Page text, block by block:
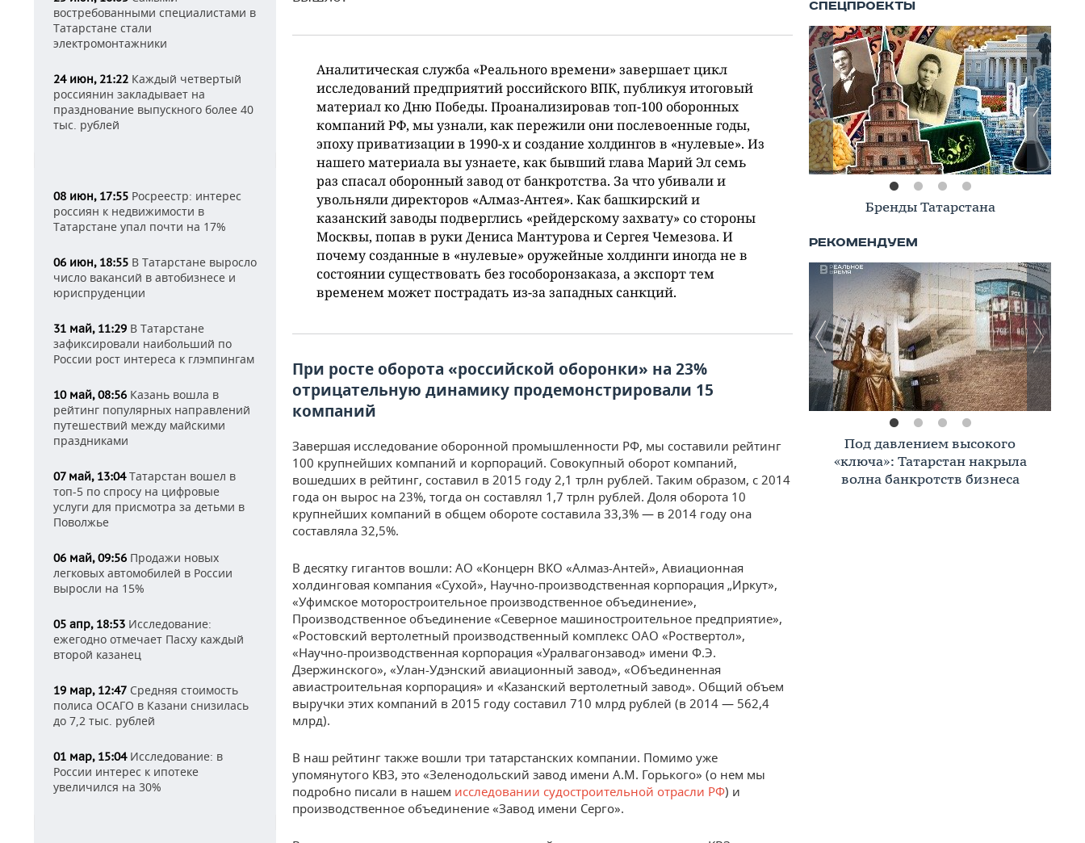
востребованными специалистами в
Татарстане стали
электромонтажники
24 июн, 21:22 Каждый четвертый
россиянин закладывает на
празднование выпускного более 40
тыс. рублей
08 июн, 17:55 Росреестр: интерес
россиян к недвижимости в
Татарстане упал почти на 17%
06 июн, 18:55 В Татарстане выросло
число вакансий в автобизнесе и
юриспруденции
31 май, 11:29 В Татарстане
зафиксировали наибольший по
России рост интереса к глэмпингам
10 май, 08:56 Казань вошла в
рейтинг популярных направлений
путешествий между майскими
праздниками
07 май, 13:04Татарстан вошел в
топ-5 по спросу на цифровые
услуги для присмотра за детьми в
Поволжье
06 май, 09:56 Продажи новых
легковых автомобилей в России
выросли на 15%
05 апр, 18:53 Исследование:
ежегодно отмечает Пасху каждый
второй казанец
19 мар, 12:47 Средняя стоимость
полиса ОСАГО в Казани снизилась
до 7,2 тыс. рублей
01 мар, 15:04Исследование: в
России интерес к ипотеке
увеличился на 30%
Аналитическая служба «Реального времени» завершает цикл
исследований предприятий российского ВПК, публикуя итоговый
материал ко Дню Победы. Проанализировав топ-100 оборонных
компаний РФ, мы узнали, как пережили они послевоенные годы,
эпоху приватизации в 1990-х и создание холдингов в «нулевые». Из
нашего материала вы узнаете, как бывший глава Марий Эл семь
раз спасал оборонный завод от банкротства. За что убивали и
увольняли директоров «Алмаз-Антея». Как башкирский и
казанский заводы подверглись «рейдерскому захвату» со стороны
Москвы, попав в руки Дениса Мантурова и Сергея Чемезова. И
почему созданные в «нулевые» оружейные холдинги иногда не в
состоянии существовать без гособоронзаказа, а экспорт тем
временем может пострадать из-за западных санкций.
При росте оборота «российской оборонки» на 23%
отрицательную динамику продемонстрировали 15
компаний
Завершая исследование оборонной промышленности РФ, мы составили рейтинг
100 крупнейших компаний и корпораций. Совокупный оборот компаний,
вошедших в рейтинг, составил в 2015 году 2,1 трлн рублей. Таким образом, с 2014
года он вырос на 23%, тогда он составлял 1,7 трлн рублей. Доля оборота 10
крупнейших компаний в общем обороте составила 33,3% — в 2014 году она
составляла 32,5%.
В десятку гигантов вошли: АО «Концерн ВКО «Алмаз-Антей», Авиационная
холдинговая компания «Сухой», Научно-производственная корпорация „Иркут»,
«Уфимское моторостроительное производственное объединение»,
Производственное объединение «Северное машиностроительное предприятие»,
«Ростовский вертолетный производственный комплекс ОАО «Роствертол»,
«Научно-производственная корпорация «Уралвагонзавод» имени Ф.Э.
Дзержинского», «Улан-Удэнский авиационный завод», «Объединенная
авиастроительная корпорация» и «Казанский вертолетный завод». Общий объем
выручки этих компаний в 2015 году составил 710 млрд рублей (в 2014 — 562,4
млрд).
В наш рейтинг также вошли три татарстанских компании. Помимо уже
упомянутого КВЗ, это «Зеленодольский завод имени А.М. Горького» (о нем мы
подробно писали в нашем исследовании судостроительной отрасли РФ) и
производственное объединение «Завод имени Серго».
Книжная полка
Премиальное жилье в Казани:
тренды, критерии, покупатели в
2026 году